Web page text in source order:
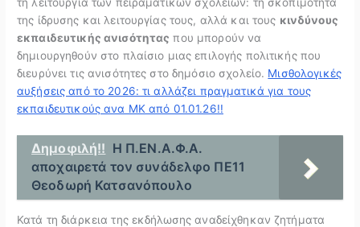
της ίδρυσης και λειτουργίας τους, αλλά και τους κινδύνους
εκπαιδευτικής ανισότητας που μπορούν να
δημιουργηθούν στο πλαίσιο μιας επιλογής πολιτικής που
διευρύνει τις ανισότητες στο δημόσιο σχολείο. Μισθολογικές
αυξήσεις από το 2026: τι αλλάζει πραγματικά για τους
εκπαιδευτικούς ανα ΜΚ από 01.01.26!!
Δημοφιλή!! Η Π.ΕΝ.Α.Φ.Α.
αποχαιρετά τον συνάδελφο ΠΕ11
Θεοδωρή Κατσανόπουλο
Κατά τη διάρκεια της εκδήλωσης αναδείχθηκαν ζητήματα